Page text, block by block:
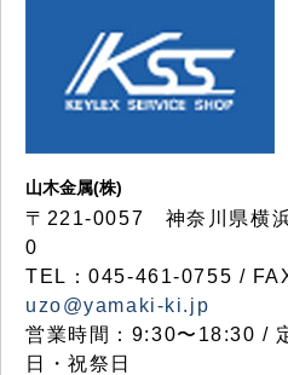
山木金属(株)
〒221-0057 神奈川県横
0
TEL：045-461-0755 /
uzo@yamaki-ki.jp
営業時間：9:30〜18:30 /
日・祝祭日